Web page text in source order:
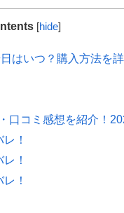
[hide]
はいつ？購入方法を詳
口コミ感想を紹介！
！
！
！